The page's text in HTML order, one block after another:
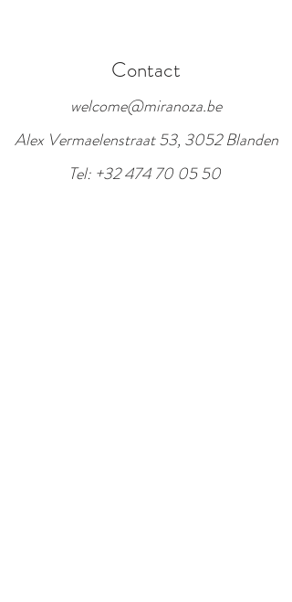
Contact
welcome@miranoza.be
Alex Vermaelenstraat 53, 3052 Blanden
Tel: +32 474 70 05 50